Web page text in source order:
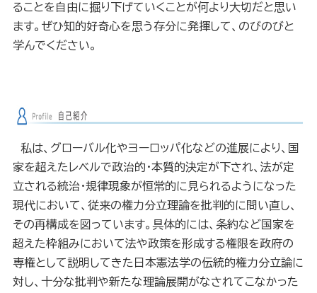
ることを自由に掘り下げていくことが何より大切だと思い
ます。ぜひ知的好奇心を思う存分に発揮して、のびのびと
学んでください。
私は、グローバル化やヨーロッパ化などの進展により、国
家を超えたレベルで政治的・本質的決定が下され、法が定
立される統治・規律現象が恒常的に見られるようになった
現代において、従来の権力分立理論を批判的に問い直し、
その再構成を図っています。具体的には、条約など国家を
超えた枠組みにおいて法や政策を形成する権限を政府の
専権として説明してきた日本憲法学の伝統的権力分立論に
対し、十分な批判や新たな理論展開がなされてこなかった